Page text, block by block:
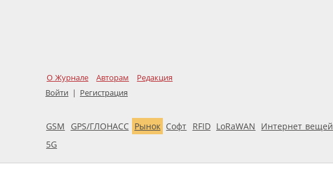
О Журнале Авторам
Редакция
Войти | Регистрация
GSM GPS/ГЛОНАСС Рынок Софт RFID LoRaWAN Интернет вещей
5G